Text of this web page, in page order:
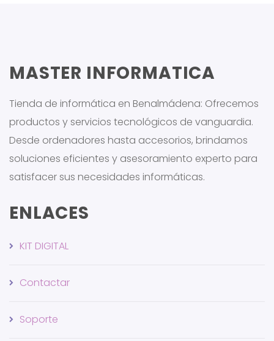
MASTER INFORMATICA
Tienda de informática en Benalmádena: Ofrecemos
productos y servicios tecnológicos de vanguardia.
Desde ordenadores hasta accesorios, brindamos
soluciones eficientes y asesoramiento experto para
satisfacer sus necesidades informáticas.
ENLACES
KIT DIGITAL
Contactar
Soporte